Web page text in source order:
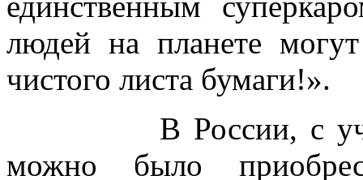
людей на планете
чистого листа бумаги!».
В России, с
можно было